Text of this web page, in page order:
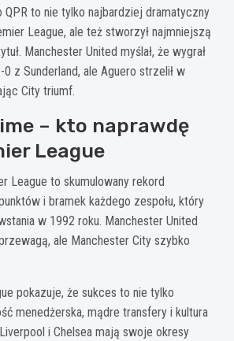
QPR to nie tylko najbardziej dramatyczny
League, ale też stworzył najmniejszą
Manchester United myślał, że wygrał
z Sunderland, ale Aguero strzelił w
City triumf.
– kto naprawdę
League
League to skumulowany rekord
i bramek każdego zespołu, który
w 1992 roku. Manchester United
ale Manchester City szybko
pokazuje, że sukces to nie tylko
menedżerska, mądre transfery i kultura
i Chelsea mają swoje okresy